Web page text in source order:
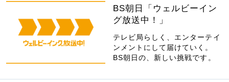
BS朝日「ウェルビーイン
グ放送中！」
テレビ局らしく、エンターテイ
ンメントにして届けていく。
BS朝日の、新しい挑戦です。